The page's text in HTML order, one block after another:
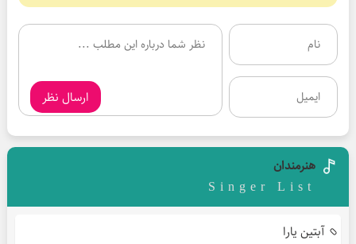
ارسال نظر
هنرمندان
Singer List
آبتین یارا